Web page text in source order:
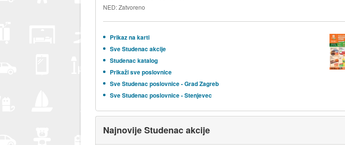
NED: Zatvoreno
Prikaz na karti
Sve Studenac akcije
Studenac katalog
Prikaži sve poslovnice
Sve Studenac poslovnice - Grad Zagreb
Sve Studenac poslovnice - Stenjevec
Najnovije Studenac akcije